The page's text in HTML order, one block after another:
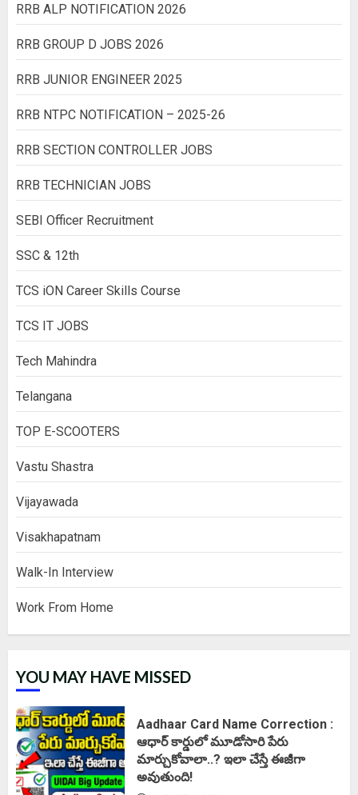
RRB ALP NOTIFICATION 2026
RRB GROUP D JOBS 2026
RRB JUNIOR ENGINEER 2025
RRB NTPC NOTIFICATION – 2025-26
RRB SECTION CONTROLLER JOBS
RRB TECHNICIAN JOBS
SEBI Officer Recruitment
SSC & 12th
TCS iON Career Skills Course
TCS IT JOBS
Tech Mahindra
Telangana
TOP E-SCOOTERS
Vastu Shastra
Vijayawada
Visakhapatnam
Walk-In Interview
Work From Home
YOU MAY HAVE MISSED
Aadhaar Card Name Correction :
ఆధార్ కార్డులో మూడోసారి పేరు
మార్చుకోవాలా..? ఇలా చేస్తే ఈజీగా
అవుతుంది!